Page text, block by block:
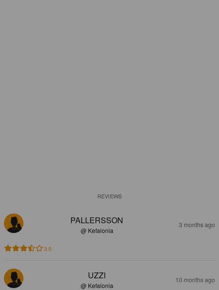
REVIEWS
PALLERSSON
@ Kefalonia
3 months ago
3.5
UZZI
@ Kefalonia
10 months ago